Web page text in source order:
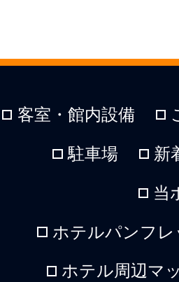
客室・館内設備
駐車場 新
当
ホテルパンフレ
ホテル周辺マ